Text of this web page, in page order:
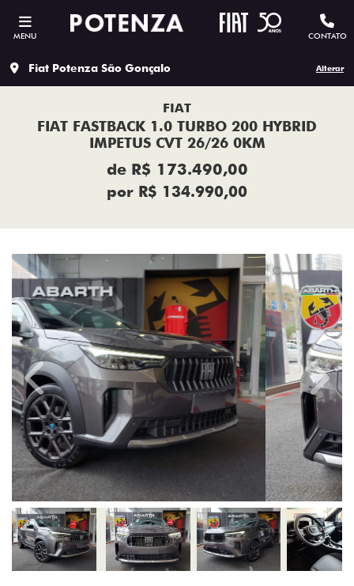
MENU CONTATO
Fiat Potenza São Gonçalo Alterar
FIAT
FIAT FASTBACK 1.0 TURBO 200 HYBRID
IMPETUS CVT 26/26 0KM
de R$ 173.490,00
por R$ 134.990,00
Previous Next